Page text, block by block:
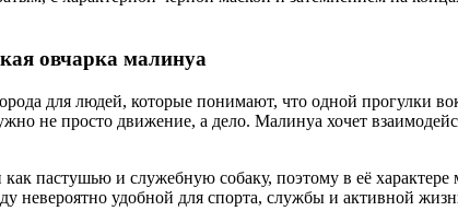
овчарка малинуа
для людей, которые понимают, что одной прогулки
не просто движение, а дело. Малинуа хочет
пастушью и служебную собаку, поэтому в её
невероятно удобной для спорта, службы и активной